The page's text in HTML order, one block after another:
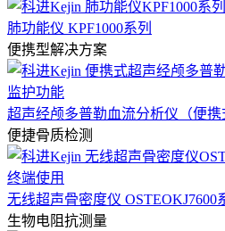
肺功能仪 KPF1000系列
便携型解决方案
超声经颅多普勒血流分析仪（便携
便捷骨质检测
无线超声骨密度仪 OSTEOKJ7600
生物电阻抗测量